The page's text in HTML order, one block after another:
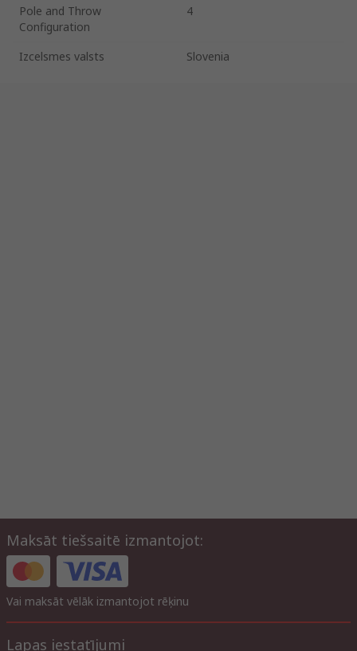
Pole and Throw
Configuration
4
Izcelsmes valsts Slovenia
Maksāt tiešsaitē izmantojot:
Vai maksāt vēlāk izmantojot rēķinu
Lapas iestatījumi